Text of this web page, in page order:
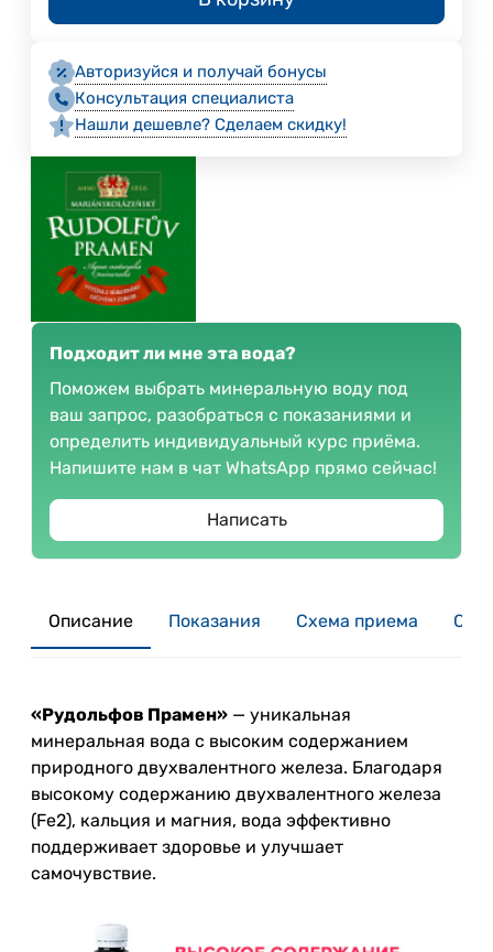
Авторизуйся и получай бонусы
Консультация специалиста
Нашли дешевле? Сделаем скидку!
Подходит ли мне эта вода?
Поможем выбрать минеральную воду под
ваш запрос, разобраться с показаниями и
определить индивидуальный курс приёма.
Напишите нам в чат WhatsApp прямо сейчас!
Написать
Описание Показания Схема приема
«Рудольфов Прамен» — уникальная
минеральная вода с высоким содержанием
природного двухвалентного железа. Благодаря
высокому содержанию двухвалентного железа
(Fe2), кальция и магния, вода эффективно
поддерживает здоровье и улучшает
самочувствие.